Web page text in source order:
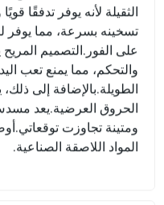
الثقيلة لأنه يوفر تدفقًا
تسخينه بسرعة، مما يوفر
على الفور.التصميم
والتحكم، مما يمنع تعب
الطويلة.بالإضافة إلى
الحروق العرضية.يعد
ومتينة تجاوزت
المواد اللاصقة الصناعية.